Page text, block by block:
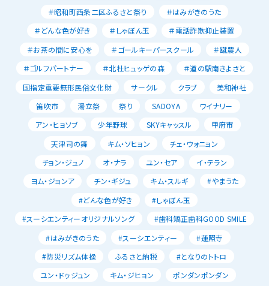
＃昭和町西条二区ふるさと祭り
＃はみがきのうた
＃どんな色が好き
＃しゃぼん玉
＃電話詐欺抑止装置
＃お茶の間に安心を
＃ゴールキーパースクール
＃蹴農人
＃ゴルフパートナー
＃北杜ヒュッゲの森
＃道の駅南きよさと
国指定重要無形民俗文化財
サークル クラブ
美和神社
笛吹市
湯立祭 祭り SADOYA
ワイナリー
アン・ヒョソブ
少年野球 SKYキャッスル
甲府市
天津司の舞
キム・ソヒョン
チェ・ウォニョン
チョン・ジュノ
オ・ナラ ユン・セア
イ・テラン
ヨム・ジョンア
チン・ギジュ キム・スルギ
#やまうた
#どんな色が好き
#しゃぼん玉
#スーシエンティーオリジナルソング
#歯科矯正歯科GOOD SMILE
#はみがきのうた
#スーシエンティー
#蓮照寺
#防災リズム体操
ふるさと納税
#となりのトトロ
ユン・ドゥジュン
キム・ジヒョン
ポンダンポンダン